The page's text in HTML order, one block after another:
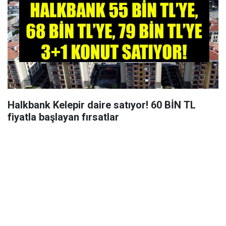
Halkbank Kelepir daire satıyor! 60 BİN TL
fiyatla başlayan fırsatlar